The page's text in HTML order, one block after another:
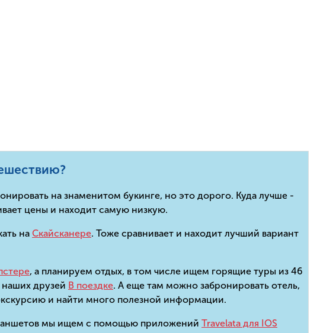
на знаменитом букинге, но это дорого. Куда лучше -
цены и находит самую низкую.
на Скайсканере. Тоже сравнивает и находит лучший вариант
, а планируем отдых, в том числе ищем горящие туры из 46
друзей В поездке. А еще там можно забронировать отель,
и найти много полезной информации.
мы ищем с помощью приложений Travelata для IOS